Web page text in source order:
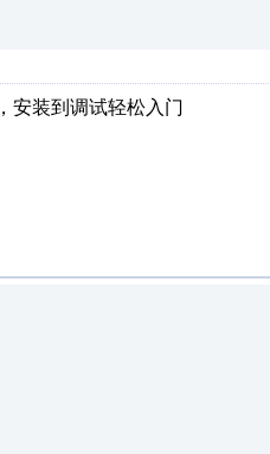
安装到调试轻松入门